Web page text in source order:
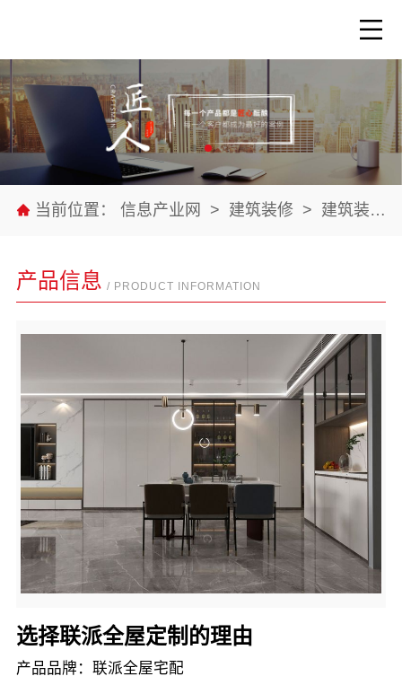
当前位置： 信息产业网 > 建筑装修 > 建筑装修材料
产品信息 / PRODUCT INFORMATION
选择联派全屋定制的理由
产品品牌：联派全屋宅配